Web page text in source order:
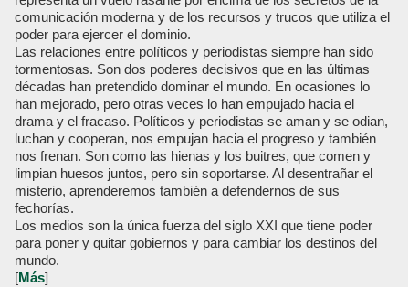
comunicación moderna y de los recursos y trucos que utiliza el
poder para ejercer el dominio.
Las relaciones entre políticos y periodistas siempre han sido
tormentosas. Son dos poderes decisivos que en las últimas
décadas han pretendido dominar el mundo. En ocasiones lo
han mejorado, pero otras veces lo han empujado hacia el
drama y el fracaso. Políticos y periodistas se aman y se odian,
luchan y cooperan, nos empujan hacia el progreso y también
nos frenan. Son como las hienas y los buitres, que comen y
limpian huesos juntos, pero sin soportarse. Al desentrañar el
misterio, aprenderemos también a defendernos de sus
fechorías.
Los medios son la única fuerza del siglo XXI que tiene poder
para poner y quitar gobiernos y para cambiar los destinos del
mundo.
[Más]